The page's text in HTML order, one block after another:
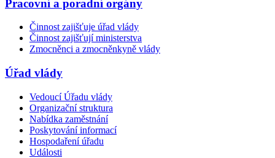
Pracovní a poradní orgány
Činnost zajišťuje úřad vlády
Činnost zajišťují ministerstva
Zmocněnci a zmocněnkyně vlády
Úřad vlády
Vedoucí Úřadu vlády
Organizační struktura
Nabídka zaměstnání
Poskytování informací
Hospodaření úřadu
Události